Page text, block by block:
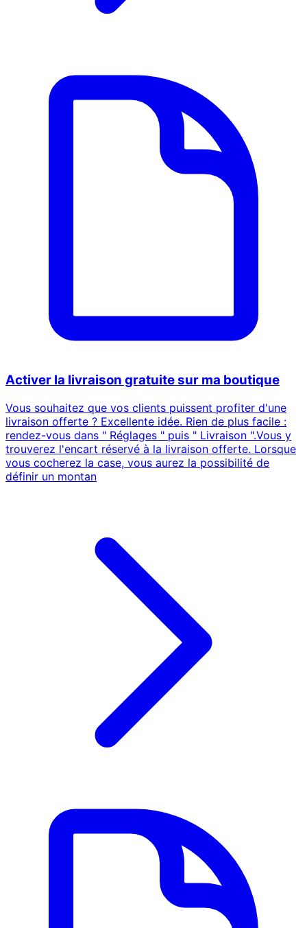
Activer la livraison gratuite sur ma boutique
Vous souhaitez que vos clients puissent profiter d'une
livraison offerte ? Excellente idée. Rien de plus facile :
rendez-vous dans " Réglages " puis " Livraison ".Vous y
trouverez l'encart réservé à la livraison offerte. Lorsque
vous cocherez la case, vous aurez la possibilité de
définir un montan